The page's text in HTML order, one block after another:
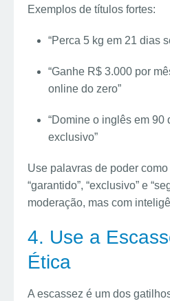
Exemplos de títulos fortes:
“Perca 5 kg em 21 dias
“Ganhe R$ 3.000 por
online do zero”
“Domine o inglês em 90
exclusivo”
Use palavras de poder como
“garantido”, “exclusivo” e
moderação, mas com
4. Use a
Ética
A escassez é um dos